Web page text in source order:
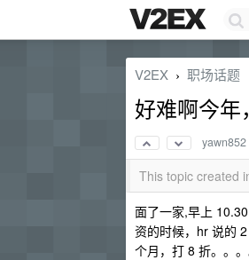
V2EX › 职场话题
好难啊今年
yawn852
This topic created
面了一家,早上
资的时候，hr 说的
个月，打 8 折。。